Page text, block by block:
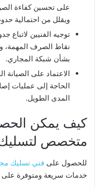
على تحسين كفاءة
ويقلل من احتمالية
توجيه الفنيين لاتباع
نقاط الصرف المهمة،
بشأن شبكة المجاري.
الاعتماد على الصيانة
الحاجة إلى عمليات
المدى الطويل.
كيف يمكن
متخصص
للحصول على فني تسليك
خدمات سريعة ومتوفرة على